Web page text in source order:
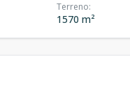
Terreno:
1570 m²